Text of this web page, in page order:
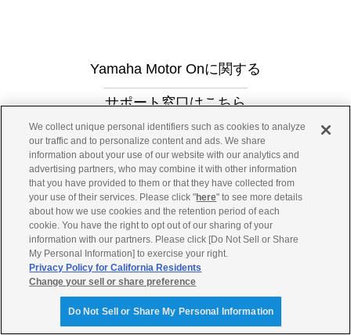
Yamaha Motor Onに関する
サポート窓口はこちら
ヤマハ発動機コネクテッドアプリ・サポートセンター
TEL:0120-009-078
受付時間 10:00～19:00
月～金曜日（祝日、弊社所定の休日を除く）
注意事項
本窓口はコネクテッドアプリ専用のお問い合わせ窓口です。製
品・事業・店舗などコネクテッドアプリ以外に関するお問い合わ
せには、回答いたしかねますのでご了承ください。
We collect unique personal identifiers such as cookies to analyze
our traffic and to personalize content and ads. We share
information about your use of our website with our analytics and
advertising partners, who may combine it with other information
that you have provided to them or that they have collected from
your use of their services. Please click "here" to see more details
about how we use cookies and the retention period of each
cookie. You have the right to opt out of our sharing of your
information with our partners. Please click [Do Not Sell or Share
My Personal Information] to exercise your right.
Privacy Policy for California Residents
Change your sell or share preference
Do Not Sell or Share My Personal Information